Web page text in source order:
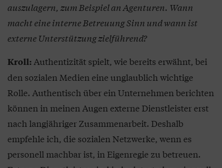
auszulagern, zum Beispiel an Agenturen. Wann
macht eine interne Betreuung Sinn und wann ist
externe Unterstützung zielführend?
Kroll: Authentizität spielt, wie bereits erwähnt, bei
den sozialen Medien eine unglaublich wichtige
Rolle. Authentisch über ein Unternehmen berichten
können in meinen Augen externe Dienstleister erst
nach langjähriger Zusammenarbeit. Deshalb
empfehle ich, die sozialen Netzwerke, wenn es
personell machbar ist, in Eigenregie zu betreuen.